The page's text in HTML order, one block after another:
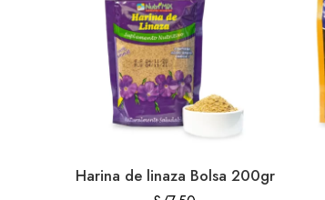
Harina de linaza Bolsa 200gr